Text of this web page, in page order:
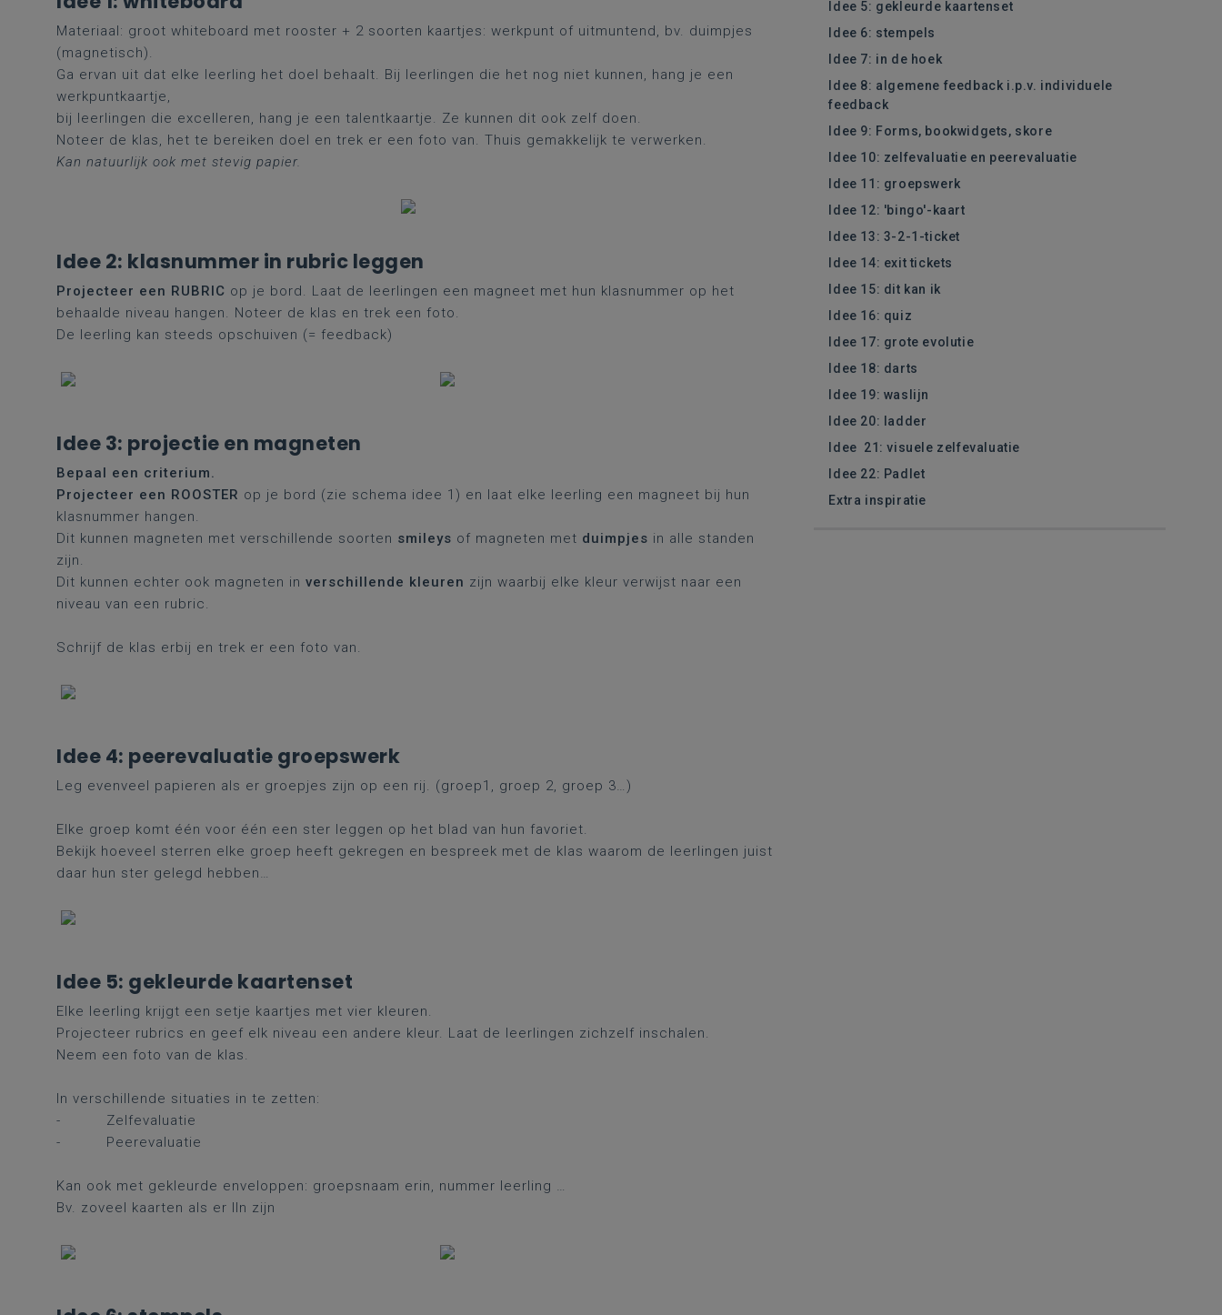
Idee 5: gekleurde kaartenset
Idee 6: stempels
Idee 7: in de hoek
Idee 8: algemene feedback i.p.v. individuele
feedback
Idee 9: Forms, bookwidgets, skore
Idee 10: zelfevaluatie en peerevaluatie
Idee 11: groepswerk
Idee 12: 'bingo'-kaart
Idee 13: 3-2-1-ticket
Idee 14: exit tickets
Idee 15: dit kan ik
Idee 16: quiz
Idee 17: grote evolutie
Idee 18: darts
Idee 19: waslijn
Idee 20: ladder
Idee 21: visuele zelfevaluatie
Idee 22: Padlet
Extra inspiratie
Materiaal: groot whiteboard met rooster + 2 soorten kaartjes: werkpunt of uitmuntend, bv. duimpjes
(magnetisch).
Ga ervan uit dat elke leerling het doel behaalt. Bij leerlingen die het nog niet kunnen, hang je een
werkpuntkaartje,
bij leerlingen die excelleren, hang je een talentkaartje. Ze kunnen dit ook zelf doen.
Noteer de klas, het te bereiken doel en trek er een foto van. Thuis gemakkelijk te verwerken.
Kan natuurlijk ook met stevig papier.
Idee 2: klasnummer in rubric leggen
Projecteer een RUBRIC op je bord. Laat de leerlingen een magneet met hun klasnummer op het
behaalde niveau hangen. Noteer de klas en trek een foto.
De leerling kan steeds opschuiven (= feedback)
Idee 3: projectie en magneten
Bepaal een criterium.
Projecteer een ROOSTER op je bord (zie schema idee 1) en laat elke leerling een magneet bij hun
klasnummer hangen.
Dit kunnen magneten met verschillende soorten smileys of magneten met duimpjes in alle standen
zijn.
Dit kunnen echter ook magneten in verschillende kleuren zijn waarbij elke kleur verwijst naar een
niveau van een rubric.
Schrijf de klas erbij en trek er een foto van.
Idee 4: peerevaluatie groepswerk
Leg evenveel papieren als er groepjes zijn op een rij. (groep1, groep 2, groep 3…)
Elke groep komt één voor één een ster leggen op het blad van hun favoriet.
Bekijk hoeveel sterren elke groep heeft gekregen en bespreek met de klas waarom de leerlingen juist
daar hun ster gelegd hebben…
Idee 5: gekleurde kaartenset
Elke leerling krijgt een setje kaartjes met vier kleuren.
Projecteer rubrics en geef elk niveau een andere kleur. Laat de leerlingen zichzelf inschalen.
Neem een foto van de klas.
In verschillende situaties in te zetten:
- Zelfevaluatie
- Peerevaluatie
Kan ook met gekleurde enveloppen: groepsnaam erin, nummer leerling …
Bv. zoveel kaarten als er lln zijn